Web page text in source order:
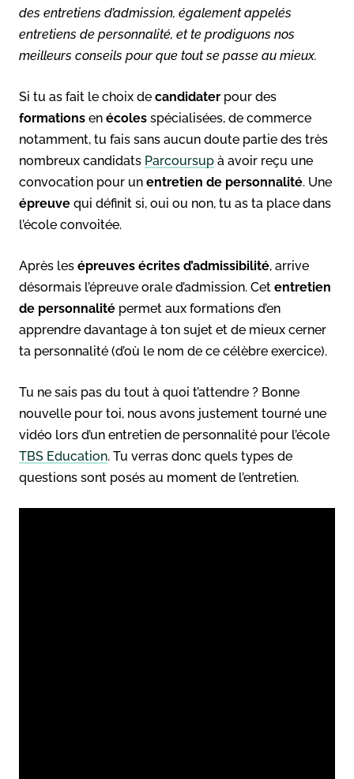
des entretiens d’admission, également appelés
entretiens de personnalité, et te prodiguons nos
meilleurs conseils pour que tout se passe au mieux.
Si tu as fait le choix de candidater pour des
formations en écoles spécialisées, de commerce
notamment, tu fais sans aucun doute partie des très
nombreux candidats Parcoursup à avoir reçu une
convocation pour un entretien de personnalité. Une
épreuve qui définit si, oui ou non, tu as ta place dans
l’école convoitée.
Après les épreuves écrites d’admissibilité, arrive
désormais l’épreuve orale d’admission. Cet entretien
de personnalité permet aux formations d’en
apprendre davantage à ton sujet et de mieux cerner
ta personnalité (d’où le nom de ce célèbre exercice).
Tu ne sais pas du tout à quoi t’attendre ? Bonne
nouvelle pour toi, nous avons justement tourné une
vidéo lors d’un entretien de personnalité pour l’école
TBS Education. Tu verras donc quels types de
questions sont posés au moment de l’entretien.